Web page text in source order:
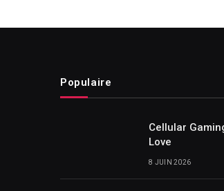
Populaire
Cellular
Love
8 JUIN 2026